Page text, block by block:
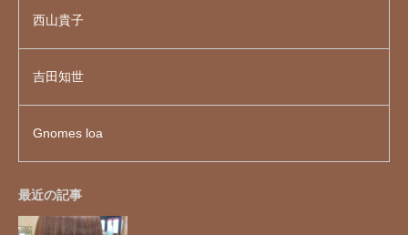
西山貴子
吉田知世
Gnomes loa
最近の記事